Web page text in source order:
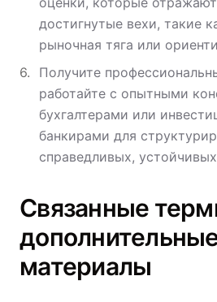
достигнутые вехи, такие
рыночная тяга или
Получите
работайте с опытными
бухгалтерами или
банкирами для
справедливых,
Связанные
материалы